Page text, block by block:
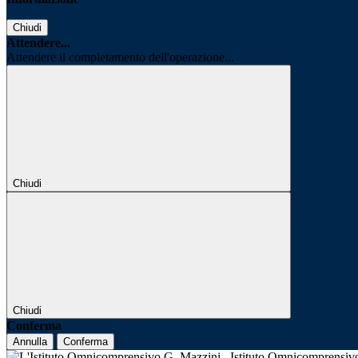
Chiudi
Attendere...
Attendere il completamento dell'operazione...
Chiudi
Chiudi
Conferma
Annulla Conferma